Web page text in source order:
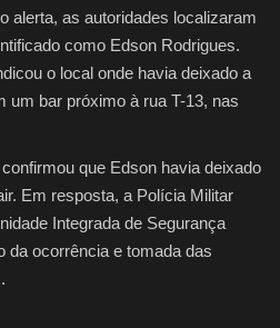
alerta, as autoridades localizaram
como Edson Rodrigues.
o local onde havia deixado a
um bar próximo à rua T-13, nas
que Edson havia deixado
Em resposta, a Polícia Militar
Integrada de Segurança
da ocorrência e tomada das